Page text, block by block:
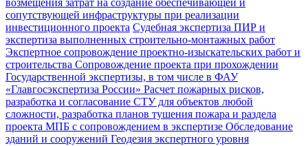
возмещения затрат на создание обеспечивающей и
сопутствующей инфраструктуры при реализации
инвестиционного проекта Судебная экспертиза ПИР и
экспертиза выполненных строительно-монтажных работ
Экспертное сопровождение проектно-изыскательских работ и
строительства Сопровождение проекта при прохождении
Государственной экспертизы, в том числе в ФАУ
«Главгосэкспертиза России» Расчет пожарных рисков,
разработка и согласование СТУ для объектов любой
сложности, разработка планов тушения пожара и раздела
проекта МПБ с сопровождением в экспертизе Обследование
зданий и сооружений Геодезия экспертного уровня